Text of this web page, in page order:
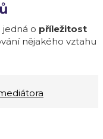
jedná o příležitost
nějakého vztahu